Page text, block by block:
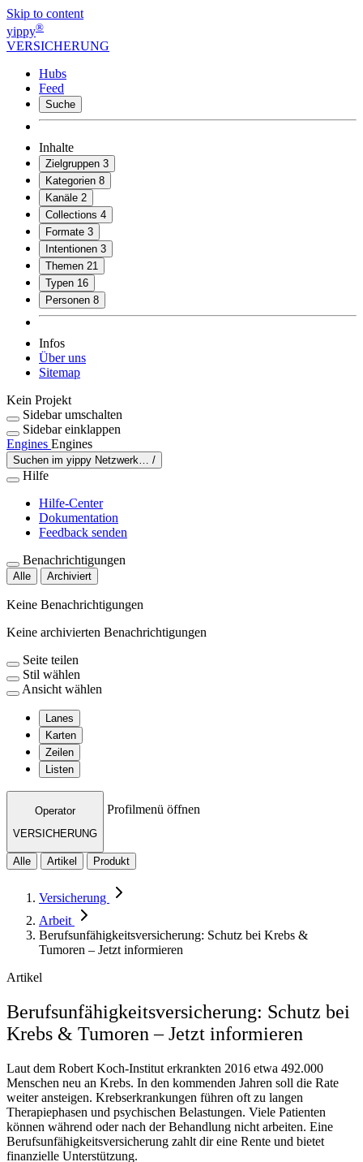
Skip to content
yippy®
VERSICHERUNG
Hubs
Feed
Suche
Inhalte
Zielgruppen 3
Kategorien 8
Kanäle 2
Collections 4
Formate 3
Intentionen 3
Themen 21
Typen 16
Personen 8
Infos
Über uns
Sitemap
Kein Projekt
Sidebar umschalten
Sidebar einklappen
Engines Engines
Suchen im yippy Netzwerk… /
Hilfe
Hilfe-Center
Dokumentation
Feedback senden
Benachrichtigungen
Alle Archiviert
Keine Benachrichtigungen
Keine archivierten Benachrichtigungen
Seite teilen
Stil wählen
Ansicht wählen
Lanes
Karten
Zeilen
Listen
Operator
VERSICHERUNG
Profilmenü öffnen
Alle Artikel Produkt
Versicherung
Arbeit
Berufsunfähigkeitsversicherung: Schutz bei Krebs &
Tumoren – Jetzt informieren
Artikel
Berufsunfähigkeitsversicherung: Schutz bei
Krebs & Tumoren – Jetzt informieren
Laut dem Robert Koch-Institut erkrankten 2016 etwa 492.000
Menschen neu an Krebs. In den kommenden Jahren soll die Rate
weiter ansteigen. Krebserkrankungen führen oft zu langen
Therapiephasen und psychischen Belastungen. Viele Patienten
können während oder nach der Behandlung nicht arbeiten. Eine
Berufsunfähigkeitsversicherung zahlt dir eine Rente und bietet
finanzielle Unterstützung.